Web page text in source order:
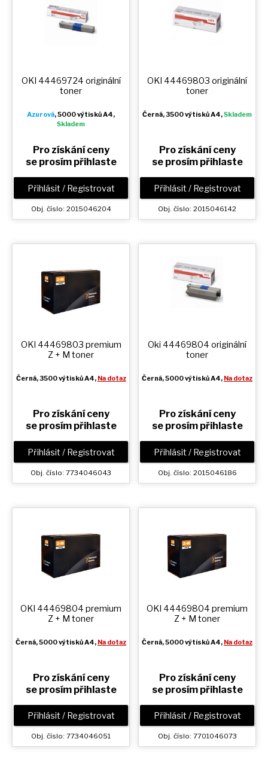
OKI 44469724 originální
toner
Azurová, 5000 výtisků A4,
Skladem
Pro získání ceny
se prosím přihlaste
Přihlásit / Registrovat
Obj. číslo: 2015046204
OKI 44469803 originální
toner
Černá, 3500 výtisků A4,Skladem
Pro získání ceny
se prosím přihlaste
Přihlásit / Registrovat
Obj. číslo: 2015046142
OKI 44469803 premium
Z + M toner
Černá, 3500 výtisků A4, Na dotaz
Pro získání ceny
se prosím přihlaste
Přihlásit / Registrovat
Obj. číslo: 7734046043
Oki 44469804 originální
toner
Černá, 5000 výtisků A4, Na dotaz
Pro získání ceny
se prosím přihlaste
Přihlásit / Registrovat
Obj. číslo: 2015046186
OKI 44469804 premium
Z + M toner
Černá, 5000 výtisků A4, Na dotaz
Pro získání ceny
se prosím přihlaste
Přihlásit / Registrovat
Obj. číslo: 7734046051
OKI 44469804 premium
Z + M toner
Černá, 5000 výtisků A4, Na dotaz
Pro získání ceny
se prosím přihlaste
Přihlásit / Registrovat
Obj. číslo: 7701046073